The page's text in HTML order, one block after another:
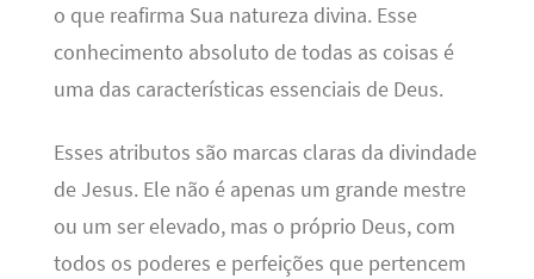
o que reafirma Sua natureza divina. Esse
conhecimento absoluto de todas as coisas é
uma das características essenciais de Deus.
Esses atributos são marcas claras da divindade
de Jesus. Ele não é apenas um grande mestre
ou um ser elevado, mas o próprio Deus, com
todos os poderes e perfeições que pertencem